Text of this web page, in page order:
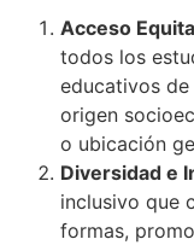
Acceso
todos los
educativos
origen
o ubicación
Diversidad e
inclusivo que
formas,